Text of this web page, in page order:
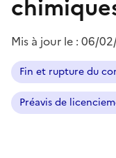
Mis à jour le : 06/
Fin et rupture du
Préavis de